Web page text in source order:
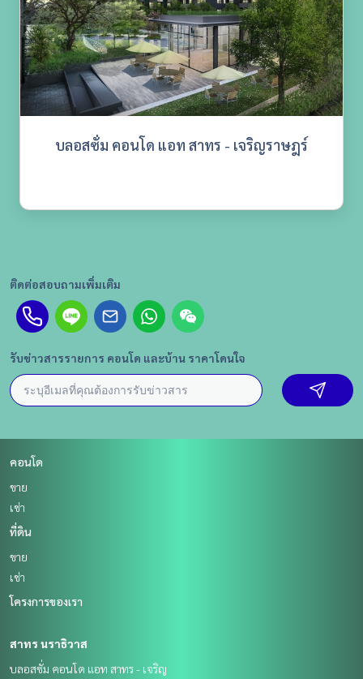
บลอสซั่ม คอนโด แอท สาทร - เจริญราษฎร์
ติดต่อสอบถามเพิ่มเติม
รับข่าวสารรายการ คอนโด และบ้าน ราคาโดนใจ
คอนโด
ขาย
เช่า
ที่ดิน
ขาย
เช่า
โครงการของเรา
สาทร นราธิวาส
บลอสซั่ม คอนโด แอท สาทร - เจริญ